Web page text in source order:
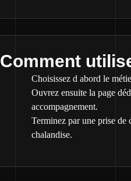
Comment
Choisissez d abord le
Ouvrez ensuite la page
accompagnement.
Terminez par une prise de
chalandise.